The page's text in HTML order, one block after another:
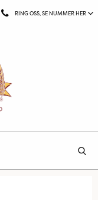
RING OSS, SE NUMMER HER